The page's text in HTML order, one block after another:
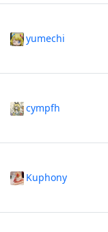
yumechi
cympfh
Kuphony